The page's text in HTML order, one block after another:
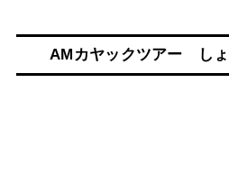
AMカヤックツアー し